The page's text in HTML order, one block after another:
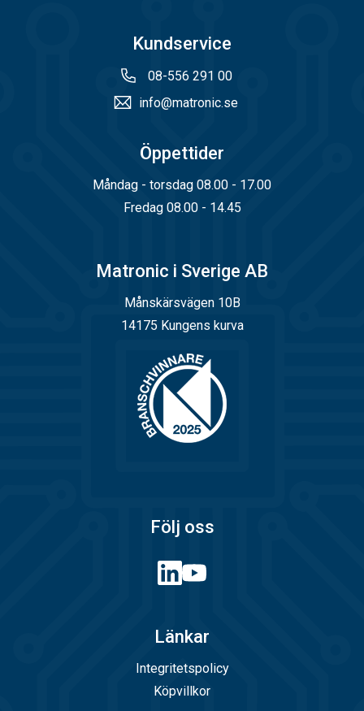
Kundservice
08-556 291 00
info@matronic.se
Öppettider
Måndag - torsdag 08.00 - 17.00
Fredag 08.00 - 14.45
Matronic i Sverige AB
Månskärsvägen 10B
14175 Kungens kurva
Följ oss
Länkar
Integritetspolicy
Köpvillkor